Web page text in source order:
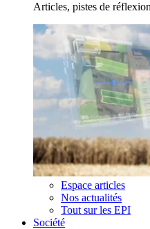
Articles, pistes de
Espace articles
Nos actualités
Tout sur les EPI
Société